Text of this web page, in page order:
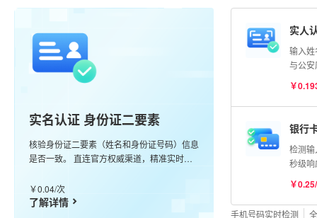
实名认证 身份证二要素
核验身份证二要素（姓名和身份证号码）信息
是否一致。 直连官方权威渠道，精准实时核
￥0.04/次
了解详情
实人
输入
与公
￥
银行
检测
秒级
￥
手机号码实时检测